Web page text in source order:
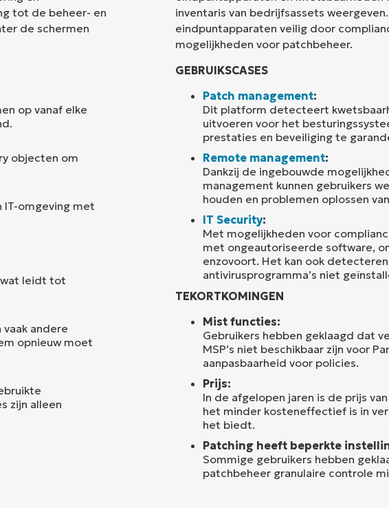
tot de beheer- en
de schermen
op vanaf elke
objecten om
IT-omgeving met
wat leidt tot
andere
opnieuw moet
zijn alleen
inventaris van bedrijfsassets
eindpuntapparaten veilig door
mogelijkheden voor patchbeheer.
GEBRUIKSCASES
Patch management:
Dit platform detecteert
uitvoeren voor het
prestaties en beveiliging te
Remote management:
Dankzij de ingebouwde
management kunnen gebruikers
houden en problemen oplossen
IT Security:
Met mogelijkheden voor
met ongeautoriseerde software,
enzovoort. Het kan ook
antivirusprogramma’s niet
TEKORTKOMINGEN
Mist functies:
Gebruikers hebben geklaagd dat
MSP’s niet beschikbaar zijn voor
aanpasbaarheid voor policies.
Prijs:
In de afgelopen jaren is de prijs
het minder kosteneffectief is in
het biedt.
Patching heeft beperkte
Sommige gebruikers hebben
patchbeheer granulaire controle
Company